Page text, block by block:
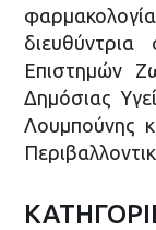
Επιστημών
Δημόσιας
Λουμπούνης